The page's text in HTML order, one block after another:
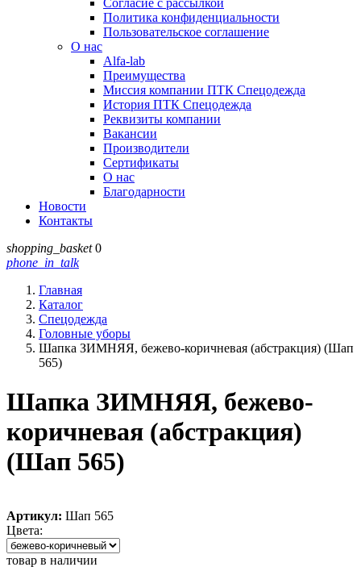
Согласие с рассылкой
Политика конфиденциальности
Пользовательское соглашение
О нас
Alfa-lab
Преимущества
Миссия компании ПТК Спецодежда
История ПТК Спецодежда
Реквизиты компании
Вакансии
Производители
Сертификаты
О нас
Благодарности
Новости
Контакты
shopping_basket 0
phone_in_talk
Главная
Каталог
Спецодежда
Головные уборы
Шапка ЗИМНЯЯ, бежево-коричневая (абстракция) (Шап
565)
Шапка ЗИМНЯЯ, бежево-
коричневая (абстракция)
(Шап 565)
Артикул: Шап 565
Цвета:
товар в наличии